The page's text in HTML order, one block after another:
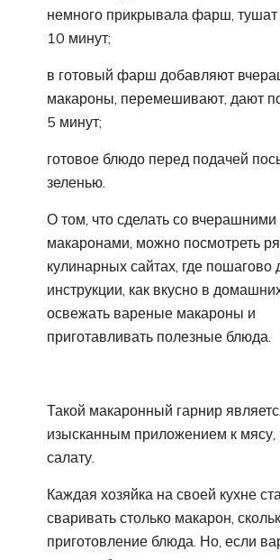
немного прикрывала фарш,
10 минут;
в готовый фарш добавляют
макароны, перемешивают, дают
5 минут;
готовое блюдо перед подачей
зеленью.
О том, что сделать со вчерашними
макаронами, можно посмотреть
кулинарных сайтах, где пошагово
инструкции, как вкусно в
освежать вареные макароны и
приготавливать полезные блюда.
Такой макаронный гарнир
изысканным приложением к мясу,
салату.
Каждая хозяйка на своей кухне
сваривать столько макарон,
приготовление блюда. Но, если